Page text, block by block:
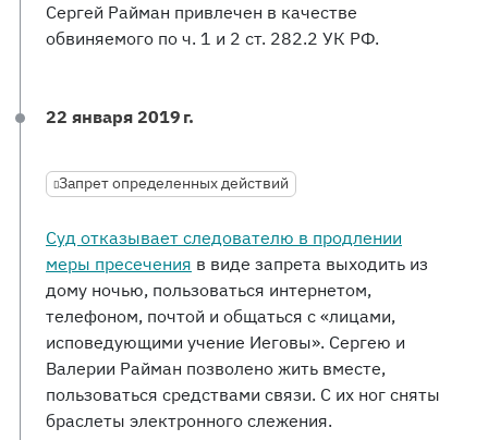
Сергей Райман привлечен в качестве
обвиняемого по ч. 1 и 2 ст. 282.2 УК РФ.
22 января 2019 г.
Запрет определенных действий
Суд отказывает следователю в продлении
меры пресечения в виде запрета выходить из
дому ночью, пользоваться интернетом,
телефоном, почтой и общаться с «лицами,
исповедующими учение Иеговы». Сергею и
Валерии Райман позволено жить вместе,
пользоваться средствами связи. С их ног сняты
браслеты электронного слежения.